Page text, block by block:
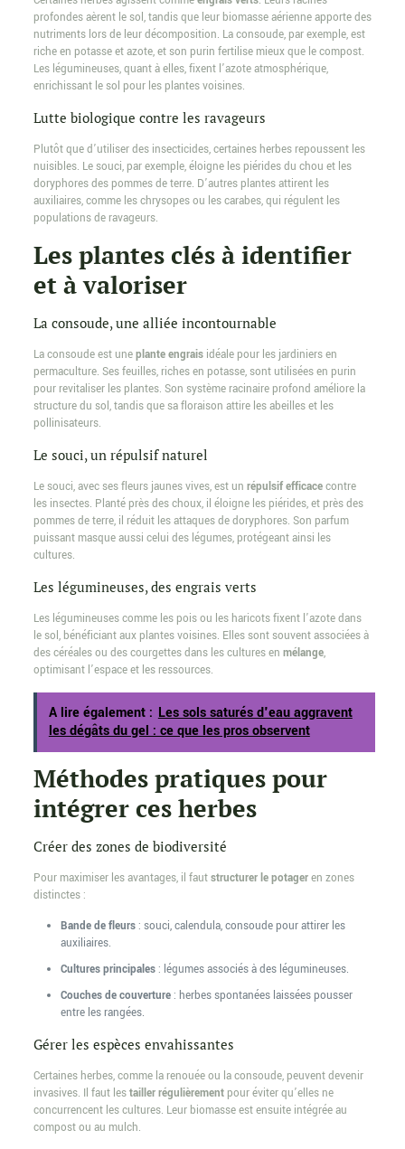
profondes aèrent le sol, tandis que leur biomasse aérienne apporte des
nutriments lors de leur décomposition. La consoude, par exemple, est
riche en potasse et azote, et son purin fertilise mieux que le compost.
Les légumineuses, quant à elles, fixent l’azote atmosphérique,
enrichissant le sol pour les plantes voisines.
Lutte biologique contre les ravageurs
Plutôt que d’utiliser des insecticides, certaines herbes repoussent les
nuisibles. Le souci, par exemple, éloigne les piérides du chou et les
doryphores des pommes de terre. D’autres plantes attirent les
auxiliaires, comme les chrysopes ou les carabes, qui régulent les
populations de ravageurs.
Les plantes clés à identifier
et à valoriser
La consoude, une alliée incontournable
La consoude est uneplante engraisidéale pour les jardiniers en
permaculture. Ses feuilles, riches en potasse, sont utilisées en purin
pour revitaliser les plantes. Son système racinaire profond améliore la
structure du sol, tandis que sa floraison attire les abeilles et les
pollinisateurs.
Le souci, un répulsif naturel
Le souci, avec ses fleurs jaunes vives, est un répulsif efficacecontre
les insectes. Planté près des choux, il éloigne les piérides, et près des
pommes de terre, il réduit les attaques de doryphores. Son parfum
puissant masque aussi celui des légumes, protégeant ainsi les
cultures.
Les légumineuses, des engrais verts
Les légumineuses comme les pois ou les haricots fixent l’azote dans
le sol, bénéficiant aux plantes voisines. Elles sont souvent associées à
des céréales ou des courgettes dans les cultures en mélange,
optimisant l’espace et les ressources.
A lire également : Les sols saturés d'eau aggravent
les dégâts du gel : ce que les pros observent
Méthodes pratiques pour
intégrer ces herbes
Créer des zones de biodiversité
Pour maximiser les avantages, il fautstructurer le potageren zones
distinctes :
Bande de fleurs: souci, calendula, consoude pour attirer les
auxiliaires.
Cultures principales: légumes associés à des légumineuses.
Couches de couverture: herbes spontanées laissées pousser
entre les rangées.
Gérer les espèces envahissantes
Certaines herbes, comme la renouée ou la consoude, peuvent devenir
invasives. Il faut lestailler régulièrementpour éviter qu’elles ne
concurrencent les cultures. Leur biomasse est ensuite intégrée au
compost ou au mulch.